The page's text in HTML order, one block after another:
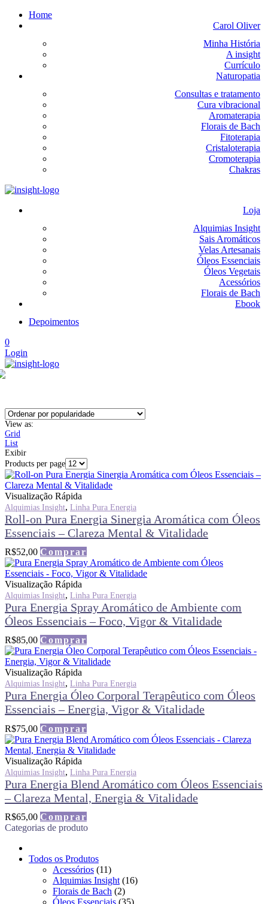
Home
Carol Oliver
Minha História
A insight
Currículo
Naturopatia
Consultas e tratamento
Cura vibracional
Aromaterapia
Florais de Bach
Fitoterapia
Cristaloterapia
Cromoterapia
Chakras
Loja
Alquimias Insight
Sais Aromáticos
Velas Artesanais
Óleos Essenciais
Óleos Vegetais
Acessórios
Florais de Bach
Ebook
Depoimentos
0
Login
View as:
Grid
List
Exibir
Products per page
Visualização Rápida
Alquimias Insight, Linha Pura Energia
Roll-on Pura Energia Sinergia Aromática com Óleos
Essenciais – Clareza Mental & Vitalidade
R$52,00 Comprar
Visualização Rápida
Alquimias Insight, Linha Pura Energia
Pura Energia Spray Aromático de Ambiente com
Óleos Essenciais – Foco, Vigor & Vitalidade
R$85,00 Comprar
Visualização Rápida
Alquimias Insight, Linha Pura Energia
Pura Energia Óleo Corporal Terapêutico com Óleos
Essenciais – Energia, Vigor & Vitalidade
R$75,00 Comprar
Visualização Rápida
Alquimias Insight, Linha Pura Energia
Pura Energia Blend Aromático com Óleos Essenciais
– Clareza Mental, Energia & Vitalidade
R$65,00 Comprar
Categorias de produto
Todos os Produtos
Acessórios (11)
Alquimias Insight (16)
Florais de Bach (2)
Óleos Essenciais (35)